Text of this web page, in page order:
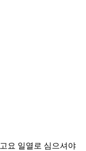
요 일열로 심으셔야